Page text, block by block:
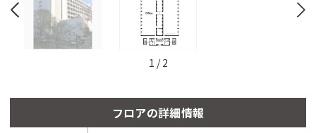
フロアの詳細情報
1 /2
閉じる